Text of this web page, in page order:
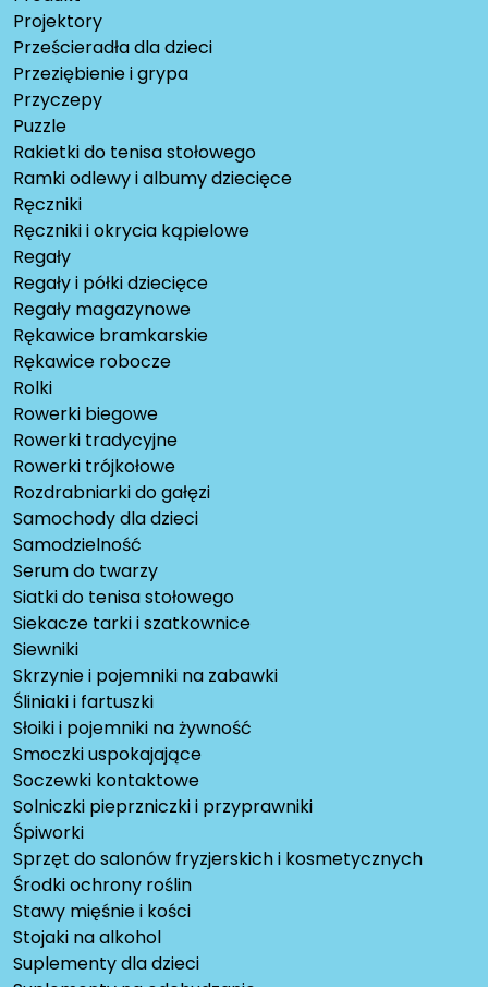
Projektory
Prześcieradła dla dzieci
Przeziębienie i grypa
Przyczepy
Puzzle
Rakietki do tenisa stołowego
Ramki odlewy i albumy dziecięce
Ręczniki
Ręczniki i okrycia kąpielowe
Regały
Regały i półki dziecięce
Regały magazynowe
Rękawice bramkarskie
Rękawice robocze
Rolki
Rowerki biegowe
Rowerki tradycyjne
Rowerki trójkołowe
Rozdrabniarki do gałęzi
Samochody dla dzieci
Samodzielność
Serum do twarzy
Siatki do tenisa stołowego
Siekacze tarki i szatkownice
Siewniki
Skrzynie i pojemniki na zabawki
Śliniaki i fartuszki
Słoiki i pojemniki na żywność
Smoczki uspokajające
Soczewki kontaktowe
Solniczki pieprzniczki i przyprawniki
Śpiworki
Sprzęt do salonów fryzjerskich i kosmetycznych
Środki ochrony roślin
Stawy mięśnie i kości
Stojaki na alkohol
Suplementy dla dzieci